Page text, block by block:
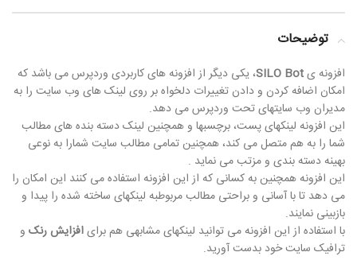
توضیحات
افزونه یSILO Bot، یکی دیگر از افزونه های کاربردی وردپرس می باشد که
امکان اضافه کردن و دادن تغییرات دلخواه بر روی لینک های وب سایت را به
مدیران وب سایتهای تحت وردپرس می دهد.
این افزونه لینکهای پست، برچسبها و همچنین لینک دسته بنده های مطالب
شما را به هم متصل می کند، همچنین تمامی مطالب سایت شمارا به نوعی
بهینه دسته بندی و مزتب می نماید .
این افزونه همچنین به کسانی که از این افزونه استفاده می کنند این امکان را
می دهد تا با آسانی و براحتی مطالب مربوطبه لینکهای ساخته شده را پیدا و
بازبینی نمایند.
با استفاده از این افزونه می توانید لینکهای مشابهی هم برایافزایش رنک و
ترافیک سایت خود بدست آورید.